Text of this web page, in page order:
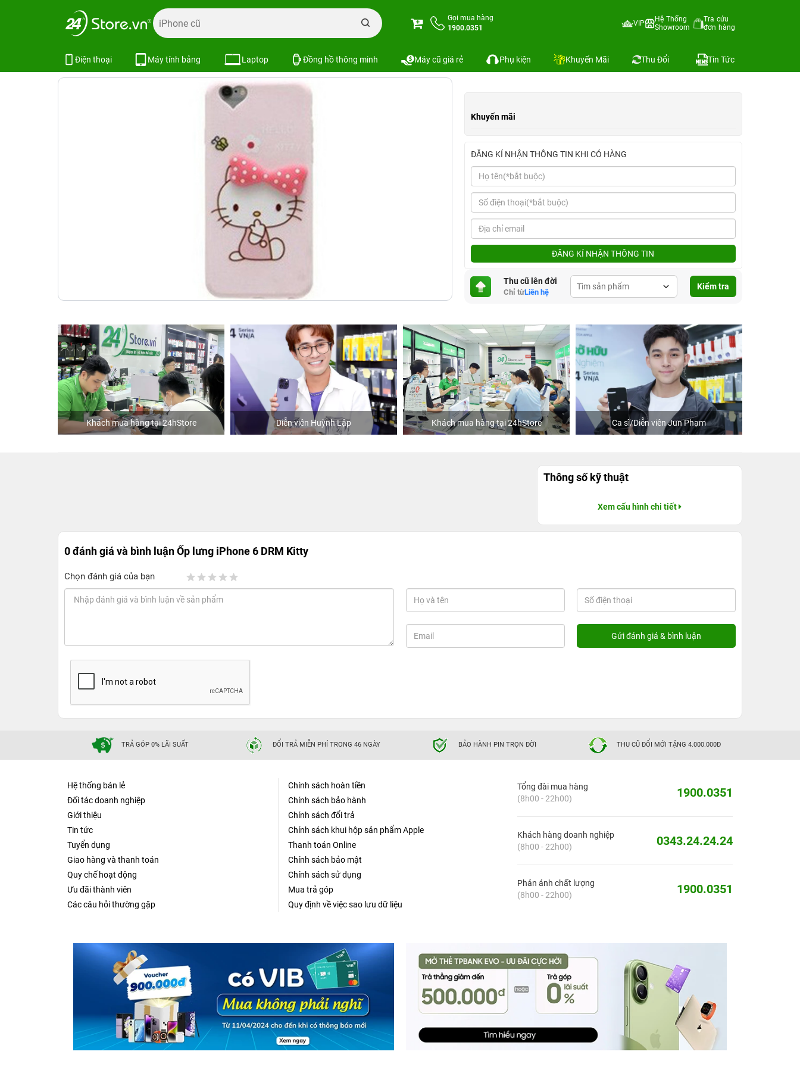
Gọi mua hàng
1900.0351
VIP
Hệ Thống
Showroom
Tra cứu
đơn hàng
Điện thoại Máy tính bảng Laptop Đồng hồ thông minh Máy cũ giá rẻ Phụ kiện Khuyến Mãi Thu Đổi Tin Tức
Trang chủ Ốp lưng
Khuyến mãi
ĐĂNG KÍ NHẬN THÔNG TIN KHI CÓ HÀNG
ĐĂNG KÍ NHẬN THÔNG TIN
Thu cũ lên đời
Chỉ từLiên hệ
Kiểm tra
Khách mua hàng tại 24hStore Diễn viên Huỳnh Lập Khách mua hàng tại 24hStore Ca sĩ/Diễn viên Jun Phạm
Thông số kỹ thuật
Xem cấu hình chi tiết
0 đánh giá và bình luậnỐp lưng iPhone 6 DRM Kitty
Chọn đánh giá của bạn
TRẢ GÓP 0% LÃI SUẤT ĐỔI TRẢ MIỄN PHÍ TRONG 46 NGÀY BẢO HÀNH PIN TRỌN ĐỜI THU CŨ ĐỔI MỚI TẶNG 4.000.000Đ
Hệ thống bán lẻ
Đối tác doanh nghiệp
Giới thiệu
Tin tức
Tuyển dụng
Giao hàng và thanh toán
Quy chế hoạt động
Ưu đãi thành viên
Các câu hỏi thường gặp
Chính sách hoàn tiền
Chính sách bảo hành
Chính sách đổi trả
Chính sách khui hộp sản phẩm Apple
Thanh toán Online
Chính sách bảo mật
Chính sách sử dụng
Mua trả góp
Quy định về việc sao lưu dữ liệu
Tổng đài mua hàng
(8h00 - 22h00)
1900.0351
Khách hàng doanh nghiệp
(8h00 - 22h00)
0343.24.24.24
Phản ánh chất lượng
(8h00 - 22h00)
1900.0351